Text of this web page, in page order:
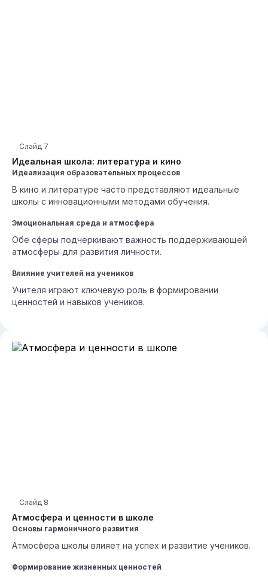
Идеальная школа: литература и кино
Слайд 7
Идеализация образовательных процессов
В кино и литературе часто представляют идеальные
школы с инновационными методами обучения.
Эмоциональная среда и атмосфера
Обе сферы подчеркивают важность поддерживающей
атмосферы для развития личности.
Влияние учителей на учеников
Учителя играют ключевую роль в формировании
ценностей и навыков учеников.
Атмосфера и ценности в школе
Слайд 8
Основы гармоничного развития
Атмосфера школы влияет на успех и развитие учеников.
Формирование жизненных ценностей